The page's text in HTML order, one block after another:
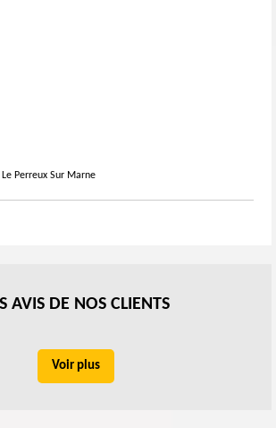
Perreux Sur Marne
AVIS DE NOS CLIENTS
Voir plus